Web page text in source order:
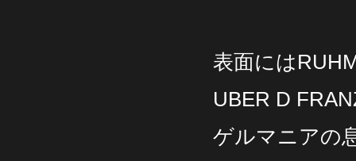
表面には
UBER D
ゲルマニアの